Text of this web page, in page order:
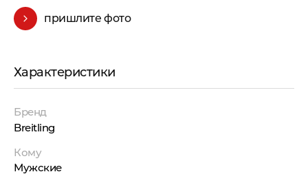
пришлите фото
Характеристики
Бренд
Breitling
Кому
Мужские